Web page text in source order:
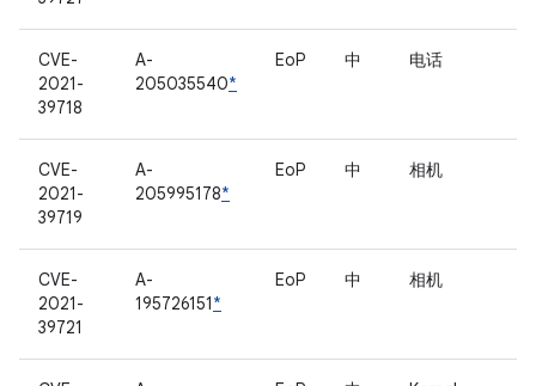
CVE-
2021-
39718
A-
205035540*
EoP 中 电话
CVE-
2021-
39719
A-
205995178*
EoP 中 相机
CVE-
2021-
39721
A-
195726151*
EoP 中 相机